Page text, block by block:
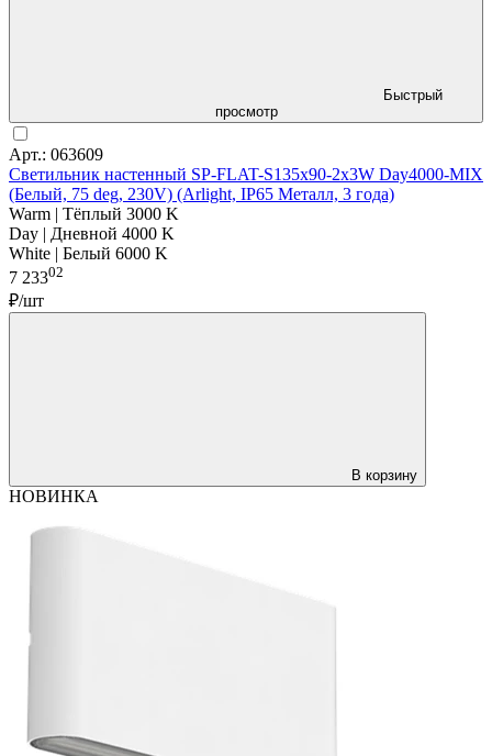
Быстрый
просмотр
Арт.: 063609
Светильник настенный SP-FLAT-S135x90-2x3W Day4000-MIX
(Белый, 75 deg, 230V) (Arlight, IP65 Металл, 3 года)
Warm | Тёплый 3000 K
Day | Дневной 4000 K
White | Белый 6000 K
7 23302
₽/шт
В корзину
НОВИНКА